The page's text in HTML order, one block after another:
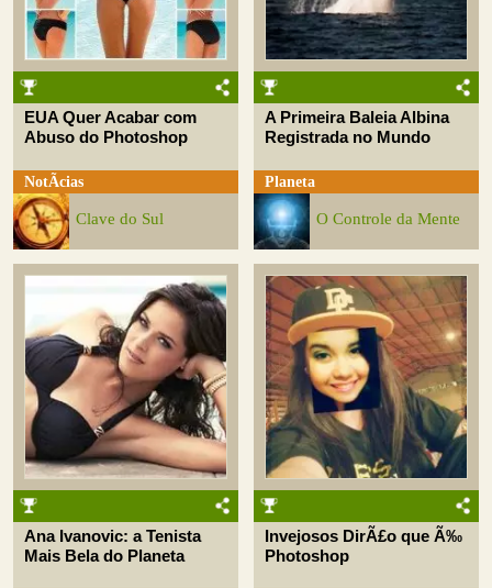
EUA Quer Acabar com
Abuso do Photoshop
NotÃ­cias
Clave do Sul
A Primeira Baleia Albina
Registrada no Mundo
Planeta
O Controle da Mente
Ana Ivanovic: a Tenista
Mais Bela do Planeta
Invejosos DirÃ£o que Ã‰
Photoshop